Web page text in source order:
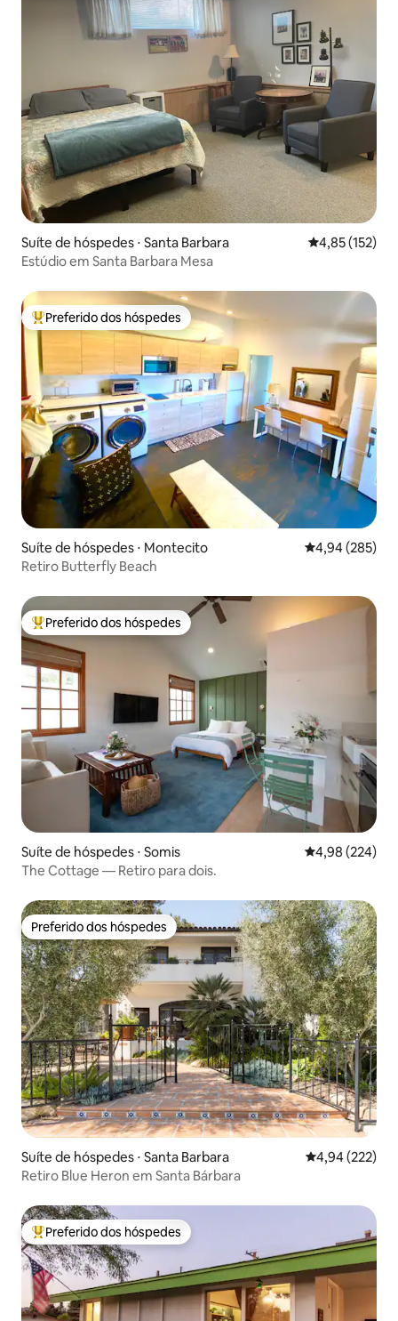
Suíte de hóspedes ⋅ Santa Barbara 4,85 de uma
4,85 (152)
Estúdio em Santa Barbara Mesa
Entre os melhores preferidos dos hóspedes
Preferido dos hóspedes
Suíte de hóspedes ⋅ Montecito 4,94 de uma
4,94 (285)
Retiro Butterfly Beach
Entre os melhores preferidos dos hóspedes
Preferido dos hóspedes
Suíte de hóspedes ⋅ Somis 4,98 de uma
4,98 (224)
The Cottage — Retiro para dois.
Preferido dos hóspedes
Preferido dos hóspedes
Suíte de hóspedes ⋅ Santa Barbara 4,94 de uma
4,94 (222)
Retiro Blue Heron em Santa Bárbara
Entre os melhores preferidos dos hóspedes
Preferido dos hóspedes